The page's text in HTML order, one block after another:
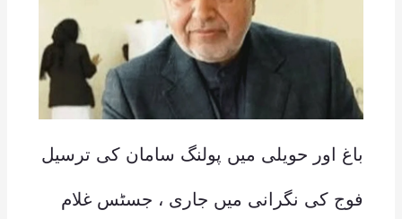
باغ اور حویلی میں پولنگ سامان کی ترسیل
فوج کی نگرانی میں جاری ، جسٹس غلام